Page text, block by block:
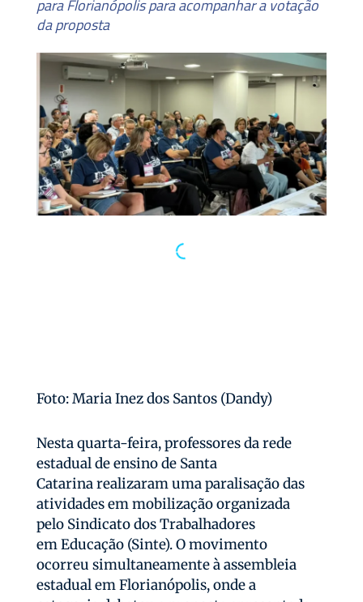
para Florianópolis para acompanhar a votação
da proposta
Foto: Maria Inez dos Santos (Dandy)
Nesta quarta-feira, professores da rede
estadual de ensino de Santa
Catarina realizaram uma paralisação das
atividades em mobilização organizada
pelo Sindicato dos Trabalhadores
em Educação (Sinte). O movimento
ocorreu simultaneamente à assembleia
estadual em Florianópolis, onde a